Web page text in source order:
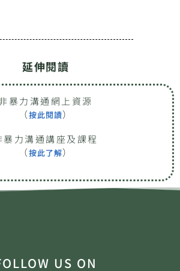
延伸閱讀
暴力溝通網上資源
（按此閱讀）
暴力溝通講座及課程
（按此了解）
US ON